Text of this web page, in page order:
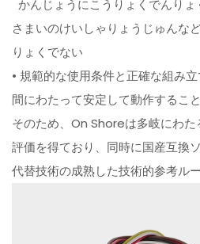
かんじょうにこうりょくでんり
さまいのけいしゃりょうじゅんな
りょくでない‌‌‌‌‌‌‌‌‌‌‌‌‌‌‌‌‌‌‌‌‌‌‌‌‌‌‌‌‌‌‌‌‌‌‌‌‌‌‌‌‌‌‌‌‌‌‌‌‌‌‌‌‌‌‌‌‌‌‌‌‌‌‌‌‌‌‌‌‌‌‌‌‌‌‌‌‌‌‌‌‌‌‌‌‌‌‌‌‌‌‌‌‌‌‌‌‌‌‌‌‌‌‌‌‌‌‌‌‌‌‌‌‌‌‌‌‌‌‌‌‌‌‌‌‌‌‌‌‌‌‌‌‌‌‌‌‌‌‌‌‌‌‌‌‌‌‌‌‌‌‌‌‌‌‌‌‌‌‌‌‌‌‌‌‌‌‌‌‌‌‌‌‌‌‌‌‌‌‌‌‌‌‌‌‌‌‌‌‌‌‌‌‌‌‌‌‌‌‌‌‌‌‌‌‌‌‌‌‌‌‌‌‌‌‌‌‌‌‌‌‌‌‌‌‌‌‌‌‌‌‌‌‌‌‌‌‌‌‌‌‌‌‌‌‌‌‌‌‌‌‌‌‌‌‌‌‌‌‌‌‌‌‌‌‌‌‌‌‌‌‌‌‌‌‌‌‌‌‌‌‌‌‌‌‌‌‌‌‌‌‌‌‌‌‌‌‌‌‌‌‌‌‌‌‌‌‌‌‌‌‌‌‌‌‌‌‌‌‌‌‌‌‌‌‌‌‌‌‌‌‌‌‌‌‌‌‌‌‌‌‌‌‌‌‌‌‌‌‌‌‌‌‌‌‌‌‌‌‌‌‌‌‌‌‌‌‌‌‌‌‌‌‌‌‌‌‌‌‌‌‌‌‌‌‌‌‌‌‌‌‌‌‌‌‌‌‌‌‌‌‌‌‌‌‌‌‌‌‌‌‌‌‌‌‌‌‌‌‌‌‌‌‌‌‌‌‌‌‌‌‌‌‌‌‌‌‌‌‌‌‌‌‌‌‌‌‌‌‌‌‌‌‌‌‌‌‌‌‌‌‌‌‌‌‌‌‌‌‌‌‌‌‌‌‌‌‌‌‌‌‌‌‌‌‌‌‌‌‌‌‌‌‌‌‌‌‌‌‌‌‌‌‌‌‌‌‌‌‌‌‌‌‌‌‌‌‌‌‌‌‌‌‌‌‌‌‌‌‌‌‌‌‌‌‌‌‌‌‌‌‌‌‌‌‌‌‌‌‌‌‌‌‌‌‌‌‌‌‌‌‌‌‌‌‌‌‌‌‌‌‌‌‌‌‌‌‌‌‌‌‌‌‌‌‌‌‌‌‌‌‌‌‌‌‌‌‌‌‌‌‌‌‌‌‌‌‌‌‌‌‌‌‌‌‌‌‌‌‌‌‌‌‌‌‌‌‌‌‌‌‌‌‌‌‌‌‌‌‌‌‌‌‌‌‌‌‌‌‌‌‌‌‌‌‌‌‌‌‌‌‌‌‌‌‌‌‌‌‌‌‌‌‌‌‌‌‌‌‌‌‌‌‌‌‌‌‌‌‌‌‌‌‌‌‌‌‌‌‌‌‌‌‌‌‌‌‌‌‌‌‌‌‌‌‌‌‌‌‌‌‌‌‌‌‌‌‌‌‌‌‌‌‌‌‌‌‌‌‌‌‌‌‌‌‌‌‌‌‌‌‌‌‌‌‌‌‌‌‌‌‌‌‌‌‌‌‌‌‌‌‌‌‌‌‌‌‌‌‌‌‌‌‌‌‌‌‌‌‌‌‌‌‌‌‌‌‌‌‌‌‌‌‌‌‌‌‌‌‌‌‌‌‌‌‌‌‌‌‌‌‌‌‌‌‌‌‌‌‌‌‌‌‌‌‌‌‌‌‌‌‌‌‌‌‌‌‌‌‌‌‌‌‌‌‌‌‌‌‌‌‌‌‌‌‌‌‌‌‌‌‌‌‌‌‌‌‌‌‌‌‌‌‌‌‌‌‌‌‌‌‌‌‌‌‌‌‌‌‌‌‌‌‌‌‌‌‌‌‌‌‌‌‌‌‌‌‌‌‌‌‌‌‌‌‌‌‌‌‌‌‌‌‌‌‌‌‌‌‌‌‌‌‌‌‌‌‌‌‌‌‌‌‌‌‌‌‌‌‌‌‌‌‌‌‌‌‌‌‌‌‌‌‌‌‌‌‌‌‌‌‌‌‌‌‌‌‌‌‌‌‌‌‌‌‌‌‌‌‌‌‌‌‌‌‌‌‌‌‌‌‌‌‌‌‌‌‌‌‌‌‌‌‌‌‌‌‌‌‌‌‌‌‌‌‌‌‌‌‌‌‌‌‌‌‌‌‌‌‌‌‌‌‌‌‌‌‌‌‌‌‌‌‌‌‌‌‌‌‌‌‌‌‌‌‌‌‌‌‌‌‌‌‌‌‌‌‌‌‌‌‌‌‌‌‌‌‌‌‌‌‌‌‌‌‌‌‌‌‌‌‌‌‌‌‌‌‌‌‌‌‌‌‌‌‌‌‌‌‌‌‌‌‌‌‌‌‌‌‌‌‌‌‌‌‌‌‌‌‌‌‌‌‌‌‌‌‌‌‌‌‌‌‌‌‌‌‌‌‌‌‌‌‌‌‌‌‌‌‌‌‌‌‌‌‌‌‌‌‌‌‌‌‌‌‌‌‌‌‌‌‌‌‌‌‌‌‌‌‌‌‌‌‌‌‌‌‌‌‌‌‌‌‌‌‌‌‌‌‌‌‌‌‌‌‌‌‌‌‌‌‌‌‌‌‌‌‌‌‌‌‌‌‌‌‌‌‌‌‌‌‌‌‌‌‌‌‌‌‌‌‌‌‌‌‌‌‌‌‌‌‌‌‌‌‌‌‌‌‌‌‌‌‌‌‌‌‌‌‌‌‌‌‌‌‌‌‌‌‌‌‌‌‌‌‌‌‌‌‌‌‌‌‌‌‌‌‌‌‌‌‌‌‌‌‌‌‌‌‌‌‌‌‌‌‌‌‌‌‌‌‌‌‌‌‌‌‌‌‌‌‌‌‌‌‌‌‌‌‌‌‌‌‌‌‌‌‌‌‌‌‌‌‌‌‌‌‌‌‌‌‌‌‌‌‌‌‌‌‌‌‌‌‌‌‌‌‌‌‌‌‌‌‌‌‌‌‌‌‌‌‌‌‌‌‌‌‌‌‌‌‌‌‌‌‌‌‌‌‌‌‌‌‌‌‌‌‌‌‌‌‌‌‌‌‌‌‌‌‌‌‌‌‌‌‌‌‌‌‌‌‌‌‌‌‌‌‌‌‌‌‌‌‌‌‌‌‌‌‌‌‌‌‌‌‌‌‌‌‌‌‌‌‌‌‌‌‌‌‌‌‌‌‌‌‌‌‌‌‌‌‌‌‌‌‌‌‌‌‌‌‌‌‌‌‌‌‌‌‌‌‌‌‌‌‌‌‌‌‌‌‌‌‌‌‌‌‌‌‌‌‌‌‌‌‌‌‌‌‌‌‌‌‌‌‌‌‌‌‌‌‌‌‌‌‌‌‌‌‌‌‌‌‌‌‌‌‌‌‌‌‌‌‌‌‌‌‌‌‌‌‌‌‌‌‌‌‌‌‌‌‌‌‌‌‌‌‌‌‌‌‌‌‌‌‌‌‌‌‌‌‌‌‌‌‌‌‌‌‌‌‌‌‌‌‌‌‌‌‌‌‌‌‌‌‌‌‌‌‌‌‌‌‌‌‌‌‌‌‌‌‌‌‌‌‌‌‌‌‌‌‌‌‌‌‌‌‌‌‌‌‌‌‌‌‌‌‌‌‌‌‌‌‌‌‌‌‌‌‌‌‌‌‌‌‌‌‌‌‌‌‌‌‌‌‌‌‌‌‌‌‌‌‌‌‌‌‌‌‌‌‌‌‌‌‌‌‌‌‌‌‌‌‌‌‌‌‌‌‌‌‌‌‌‌‌‌‌‌‌‌‌‌‌‌‌‌‌‌‌‌‌‌‌‌‌‌‌‌‌‌‌‌‌‌‌‌‌‌‌‌‌‌‌‌‌‌‌‌‌‌‌‌‌‌‌‌‌‌‌‌‌‌‌‌‌‌‌‌‌‌‌‌‌‌‌‌‌‌‌‌‌‌‌‌‌‌‌‌‌‌‌‌‌‌‌‌‌‌‌‌‌‌‌‌‌‌‌‌‌‌‌‌‌‌‌‌‌‌‌‌‌‌‌‌‌‌‌‌‌‌‌‌‌‌‌‌‌‌‌‌‌‌‌‌‌‌‌‌‌‌‌‌‌‌‌‌‌‌‌‌‌‌‌‌‌‌‌‌‌‌‌‌‌‌‌‌‌‌‌‌‌‌‌‌‌‌‌‌‌‌‌‌‌‌‌‌‌‌‌‌‌‌‌‌‌‌‌‌‌‌‌‌‌‌‌‌‌‌‌‌‌‌‌‌‌‌‌‌‌‌‌‌‌‌‌‌‌‌‌‌‌‌‌‌‌‌‌‌‌‌‌‌‌‌‌‌‌‌‌‌‌‌‌‌‌‌‌‌‌‌‌‌‌‌‌‌‌‌‌‌‌‌‌‌‌‌‌‌‌‌‌‌‌‌‌‌‌‌‌‌‌‌‌‌‌‌‌‌‌‌‌‌‌‌‌‌‌‌‌‌‌‌‌‌‌‌‌‌‌‌‌‌‌‌‌‌‌‌‌‌‌‌‌‌‌‌‌‌‌‌‌‌‌‌‌‌‌‌‌‌‌‌‌‌‌‌‌‌‌‌‌‌‌‌‌‌‌‌‌‌‌‌‌‌‌‌‌‌‌‌‌‌‌‌‌‌‌‌‌‌‌‌‌‌‌‌‌‌‌‌‌‌‌‌‌‌‌‌‌‌‌‌‌‌‌‌‌‌‌‌‌‌‌‌‌‌‌‌‌‌‌‌‌‌‌‌‌‌‌‌‌‌‌‌‌‌‌‌‌‌‌‌‌‌‌‌‌‌‌‌‌‌‌‌‌‌‌‌‌‌‌‌‌‌‌‌‌‌‌‌‌‌‌‌‌‌‌‌‌‌‌‌‌‌‌‌‌‌‌‌‌‌‌‌‌‌‌‌‌‌‌‌‌‌‌‌‌‌‌‌‌‌‌‌‌‌‌‌‌‌‌‌‌‌‌‌‌‌‌‌‌‌‌‌‌‌‌‌‌‌‌‌‌‌‌‌‌‌‌‌‌‌‌‌‌‌‌‌‌‌‌‌‌‌‌‌‌‌‌‌‌‌‌‌‌‌‌‌‌‌‌‌‌‌‌‌‌‌‌‌‌‌‌‌‌‌‌‌‌‌‌‌‌‌‌‌‌‌‌‌‌‌‌‌‌‌‌‌‌‌‌‌‌‌‌‌‌‌‌‌‌‌‌‌‌‌‌‌‌‌‌‌‌‌‌‌‌‌‌‌‌‌‌‌‌‌‌‌‌‌‌‌‌‌‌‌‌‌‌‌‌‌‌‌‌‌‌‌‌‌‌‌‌‌‌‌‌‌‌‌‌‌‌‌‌‌‌‌‌‌‌‌‌‌‌‌‌‌‌‌‌‌‌‌‌‌‌‌‌‌‌‌‌‌‌‌‌‌‌‌‌‌‌‌‌‌‌‌‌‌‌‌‌‌‌‌‌‌‌‌‌‌‌‌‌‌‌‌‌‌‌‌‌‌‌‌‌‌‌‌‌‌‌‌‌‌‌‌‌‌‌‌‌‌‌‌‌‌‌‌‌‌‌‌‌‌‌‌‌‌‌‌‌‌‌‌‌‌‌‌‌‌‌‌‌‌‌‌‌‌‌‌‌‌‌‌‌‌‌‌‌‌‌‌‌‌‌‌‌‌‌‌‌‌‌‌‌‌‌‌‌‌‌‌‌‌‌‌‌‌‌‌‌‌‌‌‌‌‌‌‌‌‌‌‌‌‌‌‌‌‌‌‌‌‌‌‌‌‌‌‌‌‌‌‌‌‌‌‌‌‌‌‌‌‌‌‌‌‌‌‌‌‌‌‌‌‌‌‌‌‌‌‌‌‌‌‌‌‌‌‌‌‌‌‌‌‌‌‌‌‌‌‌‌‌‌‌‌‌‌‌‌‌‌‌‌‌‌‌‌‌‌‌‌‌‌‌‌‌‌‌‌‌‌‌‌‌‌‌‌‌‌‌‌‌‌‌‌‌‌‌‌‌‌‌‌‌‌‌‌‌‌‌‌‌‌‌‌‌‌‌‌‌‌‌‌‌‌‌‌‌‌‌‌‌‌‌‌‌‌‌‌‌‌‌‌‌‌‌‌‌‌‌‌‌‌‌‌‌‌‌‌‌‌‌‌‌‌‌‌‌‌‌‌‌‌‌‌‌‌‌‌‌‌‌‌‌‌‌‌‌‌‌‌‌‌‌‌‌‌‌‌‌‌‌‌‌‌‌‌‌‌‌‌‌‌‌‌‌‌‌‌‌‌‌‌‌‌‌‌‌‌‌‌‌‌‌‌‌‌‌‌‌‌‌‌‌‌‌‌‌‌‌‌‌‌‌‌‌‌‌‌‌‌‌‌‌‌‌‌‌‌‌‌‌‌‌‌‌‌‌‌‌‌‌‌‌‌‌‌‌‌‌‌‌‌‌‌‌‌‌‌‌‌‌‌‌‌‌‌‌‌‌‌‌‌‌‌‌‌‌‌‌‌‌‌‌‌‌‌‌‌‌‌‌‌‌‌‌‌‌‌‌‌‌‌‌‌‌‌‌‌‌‌‌‌‌‌‌‌‌‌‌‌‌‌‌‌‌‌‌‌‌‌‌‌‌‌‌‌‌‌‌‌‌‌‌‌‌‌‌‌‌‌‌‌‌‌‌‌‌‌‌‌‌‌‌‌‌‌‌‌‌‌‌‌‌‌‌‌‌‌‌‌‌‌‌‌‌‌‌‌‌‌‌‌‌‌‌‌‌‌‌‌‌‌‌‌‌‌‌‌‌‌‌‌‌‌‌‌‌‌‌‌‌‌‌‌‌‌‌‌‌‌‌‌‌‌‌‌‌‌‌‌‌‌‌‌‌‌‌‌‌‌‌‌‌‌‌‌‌‌‌‌‌‌‌‌‌‌‌‌‌‌‌‌‌‌‌‌‌‌‌‌‌‌‌‌‌‌‌‌‌‌‌‌‌‌‌‌‌‌‌‌‌‌‌‌‌‌‌‌‌‌‌‌‌‌‌‌‌‌‌‌‌‌‌‌‌‌‌‌‌‌‌‌‌‌‌‌‌‌‌‌‌‌‌‌‌‌‌‌‌‌‌‌‌‌‌‌‌‌‌‌‌‌‌‌‌‌‌‌‌‌‌‌‌‌‌‌‌‌‌‌‌‌‌‌‌‌‌‌‌‌‌‌‌‌‌‌‌‌‌‌‌‌‌‌‌‌‌‌‌‌‌‌‌‌‌‌‌‌‌‌‌‌‌‌‌‌‌‌‌‌‌‌‌‌‌‌‌‌‌‌‌‌‌‌‌‌‌‌‌‌‌‌‌‌‌‌‌‌‌‌‌‌‌‌‌‌‌‌‌‌‌‌‌‌‌‌‌‌‌‌‌‌‌‌‌‌‌‌‌‌‌‌‌‌‌‌‌‌‌‌‌‌‌‌‌‌‌‌‌‌‌‌‌‌‌‌‌‌‌‌‌‌‌‌‌‌‌‌‌‌‌‌‌‌‌‌‌‌‌‌‌‌‌‌‌‌‌‌‌‌‌‌‌‌‌‌‌‌‌‌‌‌‌‌‌‌‌‌‌‌‌‌‌‌‌‌‌‌‌‌‌‌‌‌‌‌‌‌‌‌‌‌‌‌‌‌‌‌‌‌‌‌‌‌‌‌‌‌‌‌‌‌‌‌‌‌‌‌‌‌‌‌‌‌‌‌‌‌‌‌‌‌‌‌‌‌‌‌‌‌‌‌‌‌‌‌‌‌‌‌‌‌‌‌‌‌‌‌‌‌‌‌‌‌‌‌‌‌‌‌‌‌‌‌‌‌‌‌‌‌‌‌‌‌‌‌‌‌‌‌‌‌‌‌‌‌‌‌‌‌‌‌‌‌‌‌‌‌‌‌‌‌‌‌‌‌‌‌‌‌‌‌‌‌‌‌‌‌‌‌‌‌‌‌‌‌‌‌‌‌‌‌‌‌‌‌‌‌‌‌‌‌‌‌‌‌‌‌‌‌‌‌‌‌‌‌‌‌‌‌‌‌‌‌‌‌‌‌‌‌‌‌‌‌‌‌‌‌‌‌‌‌‌‌‌‌‌‌‌‌‌‌‌‌‌‌‌‌‌‌‌‌‌‌‌‌‌‌‌‌‌‌‌‌‌‌‌‌‌‌‌‌‌‌‌‌‌‌‌‌‌‌‌‌‌‌‌‌‌‌‌‌‌‌‌‌‌‌‌‌‌‌‌‌‌‌‌‌‌‌‌‌‌‌‌‌‌‌‌‌‌‌‌‌‌‌‌‌‌‌‌‌‌‌‌‌‌‌‌‌‌‌‌‌‌‌‌‌‌‌‌‌‌‌‌‌‌‌‌‌‌‌‌‌‌‌‌‌‌‌‌‌‌‌‌‌‌‌‌‌‌‌‌‌‌‌‌‌‌‌‌‌‌‌‌‌‌‌‌‌‌‌‌‌‌‌‌‌‌‌‌‌‌‌‌‌‌‌‌‌‌‌‌‌‌‌‌‌‌‌‌‌‌‌‌‌‌‌‌‌‌‌‌‌‌‌‌‌‌‌‌‌‌‌‌‌‌‌‌‌‌‌‌‌‌‌‌‌‌‌‌‌‌‌‌‌‌‌‌‌‌‌‌‌‌‌‌‌‌‌‌‌‌‌‌‌‌‌‌‌‌‌‌‌‌‌‌‌‌‌‌‌‌‌‌‌‌‌‌‌‌‌‌‌‌‌‌‌‌‌‌‌‌‌‌‌‌‌‌‌‌‌‌‌‌‌‌‌‌‌‌
• 規範的な使用条件と正確な組み
間にわたって安定して動作するこ
そのため、On Shoreは多岐にわ
評価を得ており、同時に国産互換
代替技術の成熟した技術的参考ル